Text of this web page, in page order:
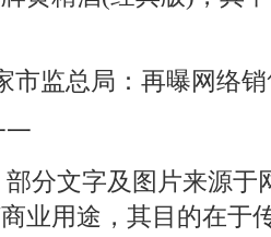
市监总局：再曝网络
一
部分文字及图片来源
业用途，其目的在于